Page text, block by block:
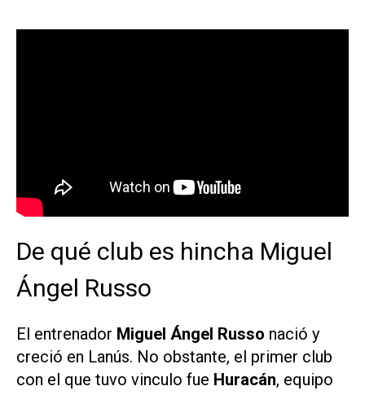
De qué club es hincha Miguel
Ángel Russo
El entrenador Miguel Ángel Russo nació y
creció en Lanús. No obstante, el primer club
con el que tuvo vinculo fue Huracán, equipo